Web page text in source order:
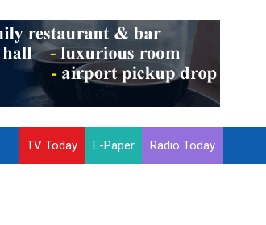
TV Today E-Paper Radio Today